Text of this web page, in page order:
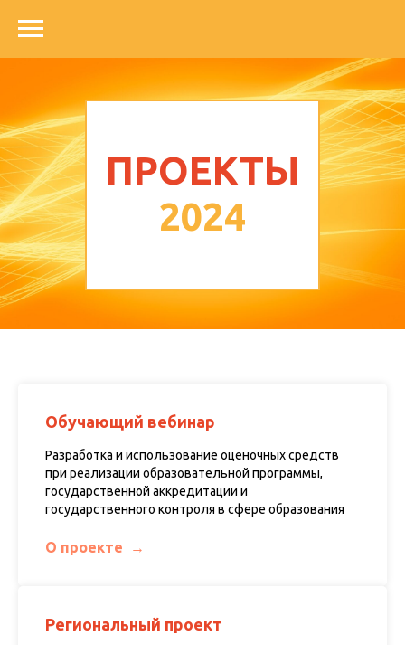
ПРОЕКТЫ
2024
Обучающий вебинар
Разработка и использование оценочных средств
при реализации образовательной программы,
государственной аккредитации и
государственного контроля в сфере образования
О проекте
Региональный проект